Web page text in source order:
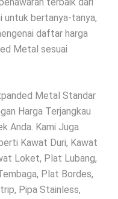
untuk bertanya-tanya,
daftar harga
Metal sesuai
Metal Standar
Harga Terjangkau
Anda. Kami Juga
Kawat Duri, Kawat
Loket, Plat Lubang,
Plat Bordes,
Pipa Stainless,